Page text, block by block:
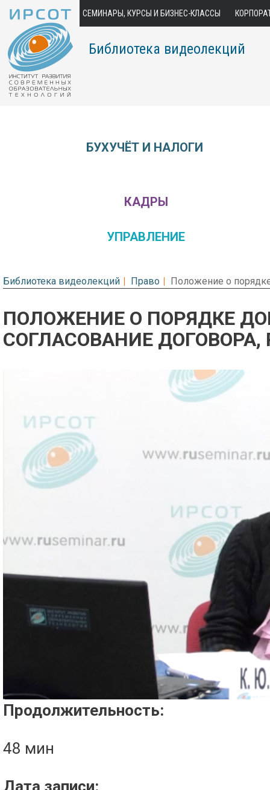
СЕМИНАРЫ, КУРСЫ И БИЗНЕС-КЛАССЫ
Библиотека видеолекций
БУХУЧЁТ И НАЛОГИ
КАДРЫ
УПРАВЛЕНИЕ
Библиотека видеолекций Право Положение о
ПОЛОЖЕНИЕ О ПОРЯДКЕ
СОГЛАСОВАНИЕ
Предварительный просмотр.
Продолжительность:
48 мин
Дата записи: